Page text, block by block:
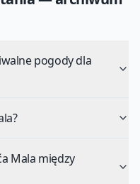
pogody dla
Mala między